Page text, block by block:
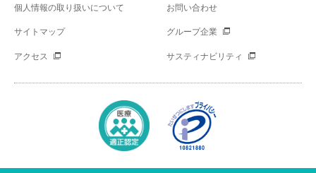
個人情報の取り扱いについて お問い合わせ
サイトマップ グループ企業
アクセス サスティナビリティ